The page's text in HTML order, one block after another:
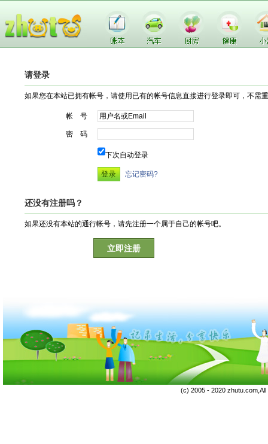
请登录
如果您在本站已拥有帐号，请使用已有的帐号信息直接进行登录即可，不需
帐 号
密 码
下次自动登录
忘记密码?
还没有注册吗？
如果还没有本站的通行帐号，请先注册一个属于自己的帐号吧。
立即注册
(c) 2005 - 2020